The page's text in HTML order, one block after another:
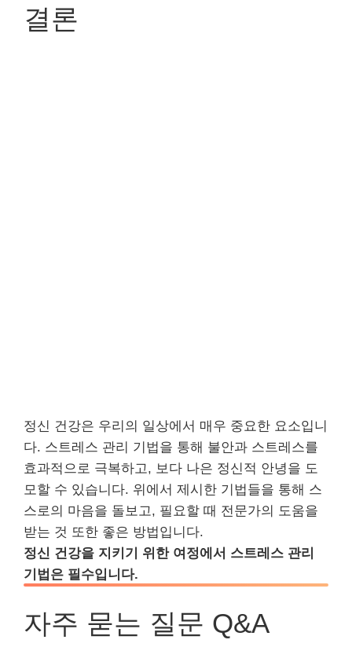
결론
정신 건강은 우리의 일상에서 매우 중요한 요소입니
다. 스트레스 관리 기법을 통해 불안과 스트레스를
효과적으로 극복하고, 보다 나은 정신적 안녕을 도
모할 수 있습니다. 위에서 제시한 기법들을 통해 스
스로의 마음을 돌보고, 필요할 때 전문가의 도움을
받는 것 또한 좋은 방법입니다.
정신 건강을 지키기 위한 여정에서 스트레스 관리
기법은 필수입니다.
자주 묻는 질문 Q&A